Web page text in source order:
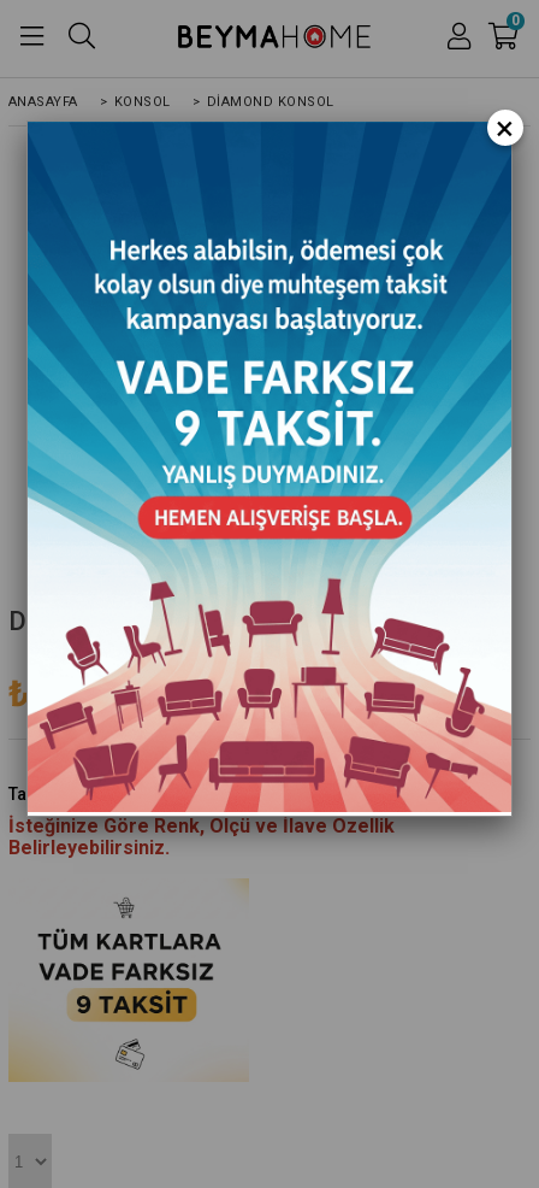
0
ANASAYFA > KONSOL > DIAMOND KONSOL
Diamond Konsol
₺43.755,00(KDV Dahil)
Tahmini Teslim Süresi :30 İş Günü
İsteğinize Göre Renk, Ölçü ve İlave Özellik
Belirleyebilirsiniz.
×